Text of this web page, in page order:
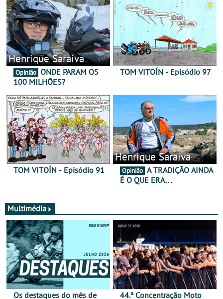
Henrique Saraiva
Opinião
100 MILHÕES?
TOM VITOÍN - Episódio 97
TOM VITOÍN - Episódio 91
Henrique Saraiva
Opinião
É O QUE ERA…
Multimédia
Os destaques do mês de 44.ª Concentração Moto